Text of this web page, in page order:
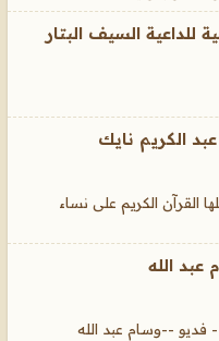
للداعية السيف البتار
الكريم نايك
القرآن الكريم على نساء
الله
فديو --وسام عبد الله